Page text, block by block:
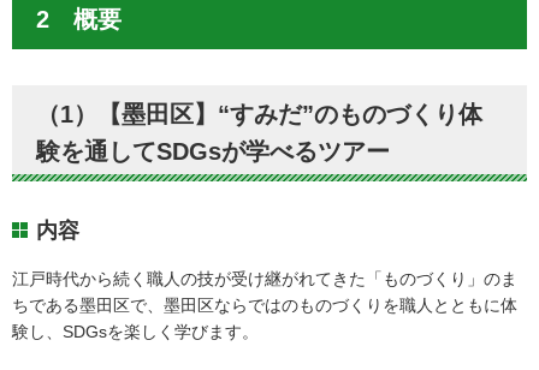
2 概要
（1）【墨田区】“すみだ”のものづくり体
験を通してSDGsが学べるツアー
内容
江戸時代から続く職人の技が受け継がれてきた「ものづくり」のま
ちである墨田区で、墨田区ならではのものづくりを職人とともに体
験し、SDGsを楽しく学びます。